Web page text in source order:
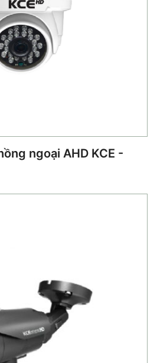
ngoại AHD KCE -